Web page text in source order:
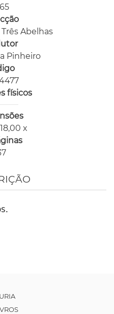
Abelhas
Pinheiro
físicos
x